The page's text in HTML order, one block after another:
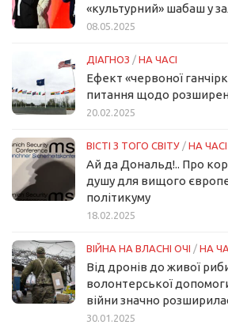
«культурний» шабаш у
08.05.2025
ДІАГНОЗ / НА ЧАСІ
Ефект «червоної
питання щодо
20.02.2025
ВІСТІ З ТОГО СВІТУ / НА ЧАСІ
Ай да Дональд!.. Про
душу для вищого
політикуму
18.02.2025
ВІЙНА НА ВЛАСНІ ОЧІ / НА
Від дронів до живої
волонтерської
війни значно
30.01.2025